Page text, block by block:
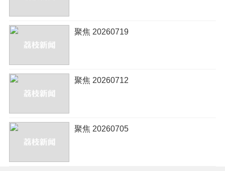
聚焦 20260719
聚焦 20260712
聚焦 20260705